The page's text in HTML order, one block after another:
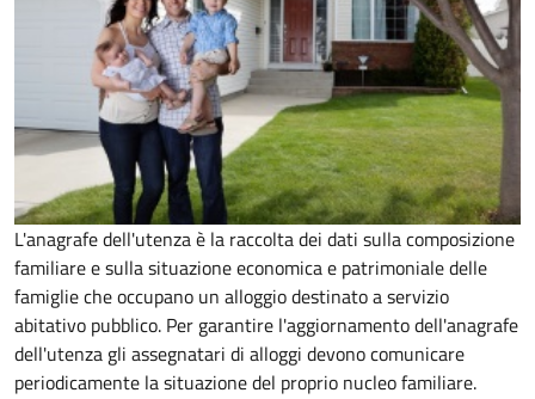
L'anagrafe dell'utenza è la raccolta dei dati sulla composizione
familiare e sulla situazione economica e patrimoniale delle
famiglie che occupano un alloggio destinato a servizio
abitativo pubblico. Per garantire l'aggiornamento dell'anagrafe
dell'utenza gli assegnatari di alloggi devono comunicare
periodicamente la situazione del proprio nucleo familiare.